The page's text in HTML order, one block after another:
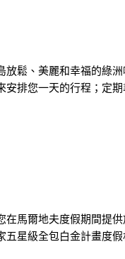
鬆、美麗和幸福的綠
排您一天的行程；定
馬爾地夫度假期間提
星級全包白金計畫度假